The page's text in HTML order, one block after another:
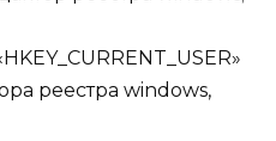
реестра windows,